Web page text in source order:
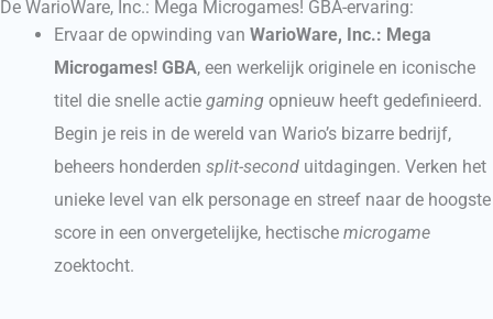
De WarioWare, Inc.: Mega Microgames! GBA-ervaring:
Ervaar de opwinding vanWarioWare, Inc.: Mega
Microgames! GBA, een werkelijk originele en iconische
titel die snelle actiegaming opnieuw heeft gedefinieerd.
Begin je reis in de wereld van Wario’s bizarre bedrijf,
beheers honderdensplit-second uitdagingen. Verken het
unieke level van elk personage en streef naar de hoogste
score in een onvergetelijke, hectischemicrogame
zoektocht.